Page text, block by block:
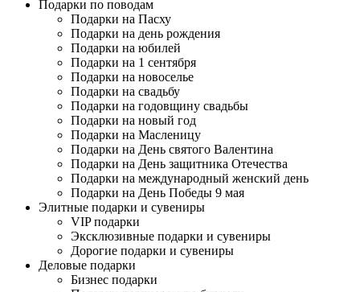
Подарки по поводам
Подарки на Пасху
Подарки на день рождения
Подарки на юбилей
Подарки на 1 сентября
Подарки на новоселье
Подарки на свадьбу
Подарки на годовщину свадьбы
Подарки на новый год
Подарки на Масленицу
Подарки на День святого Валентина
Подарки на День защитника Отечества
Подарки на международный женский день
Подарки на День Победы 9 мая
Элитные подарки и сувениры
VIP подарки
Эксклюзивные подарки и сувениры
Дорогие подарки и сувениры
Деловые подарки
Бизнес подарки